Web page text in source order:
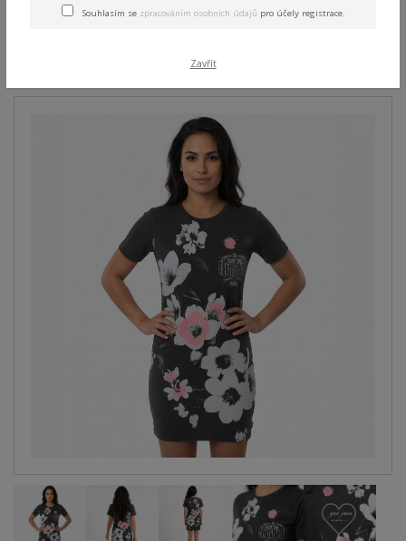
Casual T-Shirt Dress
Souhlasím se zpracováním osobních údajů pro účely registrace.
Zavřít